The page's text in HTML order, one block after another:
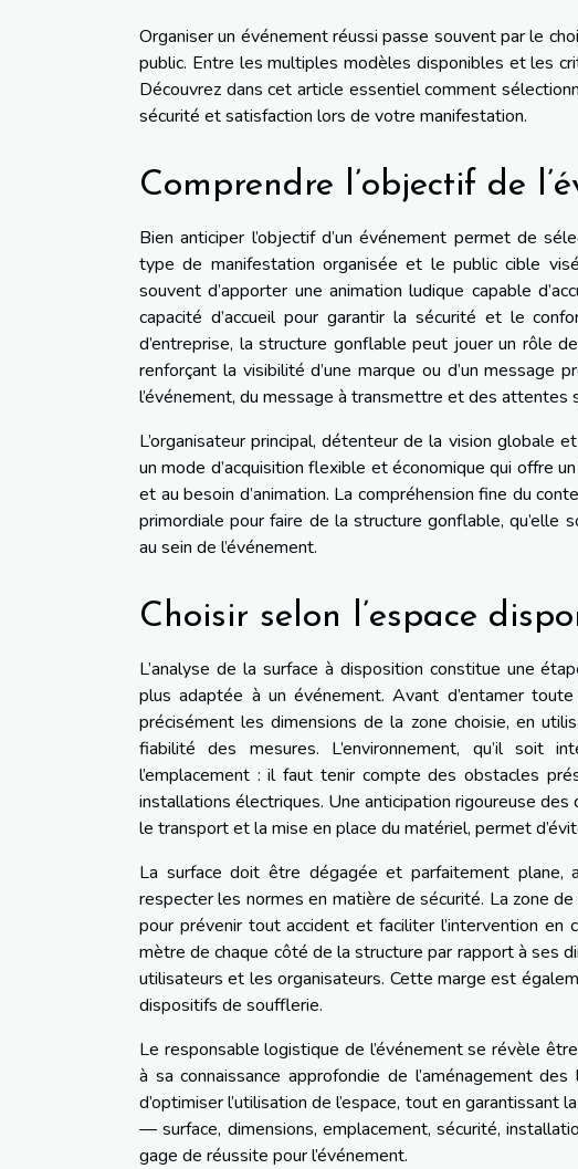
Organiser un événement réussi passe souvent par le
public. Entre les multiples modèles disponibles et les
Découvrez dans cet article essentiel comment
sécurité et satisfaction lors de votre manifestation.
Comprendre l’objectif de
Bien anticiper l’objectif d’un événement permet de
type de manifestation organisée et le public cible
souvent d’apporter une animation ludique capable
capacité d’accueil pour garantir la sécurité et le
d’entreprise, la structure gonflable peut jouer un rôle
renforçant la visibilité d’une marque ou d’un message
l’événement, du message à transmettre et des attentes
L’organisateur principal, détenteur de la vision globale
un mode d’acquisition flexible et économique qui offre
et au besoin d’animation. La compréhension fine du
primordiale pour faire de la structure gonflable,
au sein de l’événement.
Choisir selon l’espace
L’analyse de la surface à disposition constitue une
plus adaptée à un événement. Avant d’entamer
précisément les dimensions de la zone choisie, en
fiabilité des mesures. L’environnement, qu’il soit
l’emplacement : il faut tenir compte des obstacles
installations électriques. Une anticipation rigoureuse des
le transport et la mise en place du matériel, permet
La surface doit être dégagée et parfaitement
respecter les normes en matière de sécurité. La zone
pour prévenir tout accident et faciliter l’intervention en
mètre de chaque côté de la structure par rapport à ses
utilisateurs et les organisateurs. Cette marge est
dispositifs de soufflerie.
Le responsable logistique de l’événement se révèle
à sa connaissance approfondie de l’aménagement
d’optimiser l’utilisation de l’espace, tout en
— surface, dimensions, emplacement, sécurité,
gage de réussite pour l’événement.